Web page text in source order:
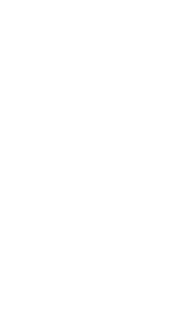
-
von
Prüfpräparate
oder